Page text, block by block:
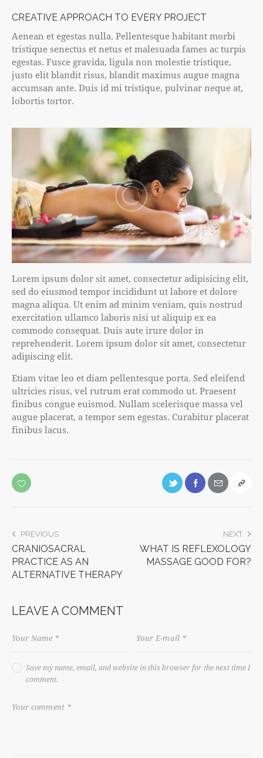
CREATIVE APPROACH TO EVERY PROJECT
Aenean et egestas nulla. Pellentesque habitant morbi
tristique senectus et netus et malesuada fames ac turpis
egestas. Fusce gravida, ligula non molestie tristique,
justo elit blandit risus, blandit maximus augue magna
accumsan ante. Duis id mi tristique, pulvinar neque at,
lobortis tortor.
Lorem ipsum dolor sit amet, consectetur adipisicing elit,
sed do eiusmod tempor incididunt ut labore et dolore
magna aliqua. Ut enim ad minim veniam, quis nostrud
exercitation ullamco laboris nisi ut aliquip ex ea
commodo consequat. Duis aute irure dolor in
reprehenderit. Lorem ipsum dolor sit amet, consectetur
adipiscing elit.
Etiam vitae leo et diam pellentesque porta. Sed eleifend
ultricies risus, vel rutrum erat commodo ut. Praesent
finibus congue euismod. Nullam scelerisque massa vel
augue placerat, a tempor sem egestas. Curabitur placerat
finibus lacus.
PREVIOUS
CRANIOSACRAL
PRACTICE AS AN
ALTERNATIVE THERAPY
NEXT
WHAT IS REFLEXOLOGY
MASSAGE GOOD FOR?
LEAVE A COMMENT
Save my name, email, and website in this browser for the next time I
comment.